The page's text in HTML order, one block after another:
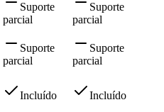
Suporte
parcial
Suporte
parcial
Suporte
parcial
Suporte
parcial
Incluído Incluído